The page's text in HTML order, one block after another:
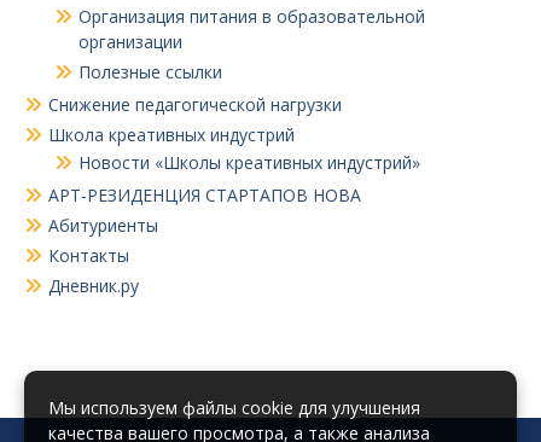
Организация питания в образовательной
организации
Полезные ссылки
Снижение педагогической нагрузки
Школа креативных индустрий
Новости «Школы креативных индустрий»
АРТ-РЕЗИДЕНЦИЯ СТАРТАПОВ НОВА
Абитуриенты
Контакты
Дневник.ру
Мы используем файлы cookie для улучшения
качества вашего просмотра, а также анализа